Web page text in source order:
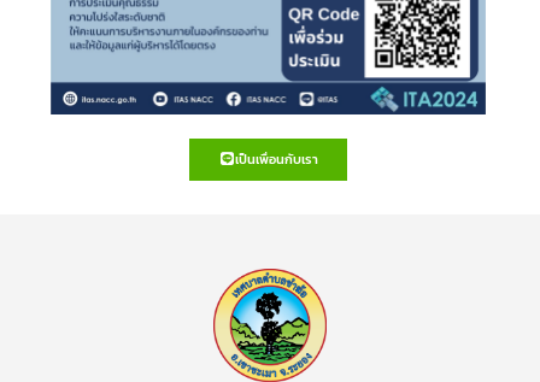
เป็นเพื่อนกับเรา